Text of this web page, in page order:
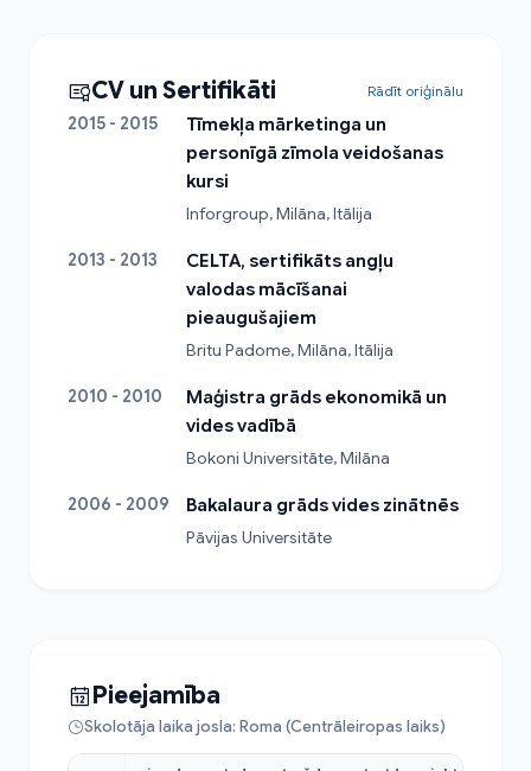
CV un Sertifikāti Rādīt oriģinālu
2015 - 2015
Tīmekļa mārketinga un
personīgā zīmola veidošanas
kursi
Inforgroup, Milāna, Itālija
2013 - 2013
CELTA, sertifikāts angļu
valodas mācīšanai
pieaugušajiem
Britu Padome, Milāna, Itālija
2010 - 2010
Maģistra grāds ekonomikā un
vides vadībā
Bokoni Universitāte, Milāna
2006 - 2009
Bakalaura grāds vides zinātnēs
Pāvijas Universitāte
Pieejamība
Skolotāja laika josla: Roma (Centrāleiropas laiks)